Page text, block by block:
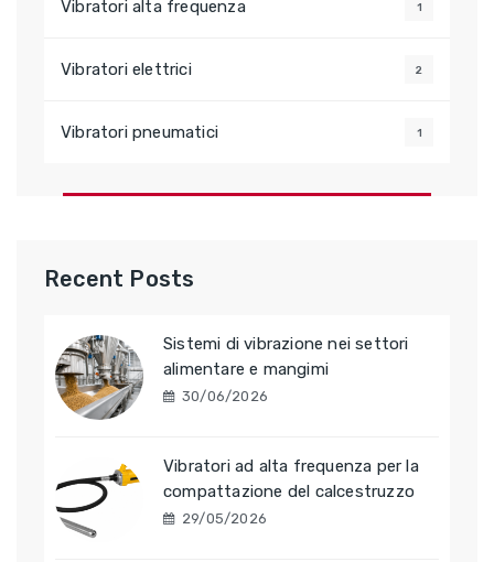
Vibratori alta frequenza 1
Vibratori elettrici 2
Vibratori pneumatici 1
Recent Posts
Sistemi di vibrazione nei settori
alimentare e mangimi
30/06/2026
Vibratori ad alta frequenza per la
compattazione del calcestruzzo
29/05/2026